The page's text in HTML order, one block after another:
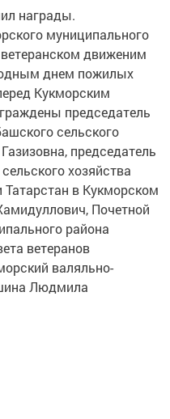
награды.
муниципального
движеним
днем пожилых
Кукморским
председатель
сельского
председатель
хозяйства
Татарстан в Кукморском
Почетной
района
ветеранов
валяльно-
Людмила